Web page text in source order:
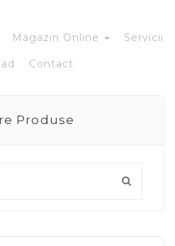
Magazin Online Servicii
Contact
Produse